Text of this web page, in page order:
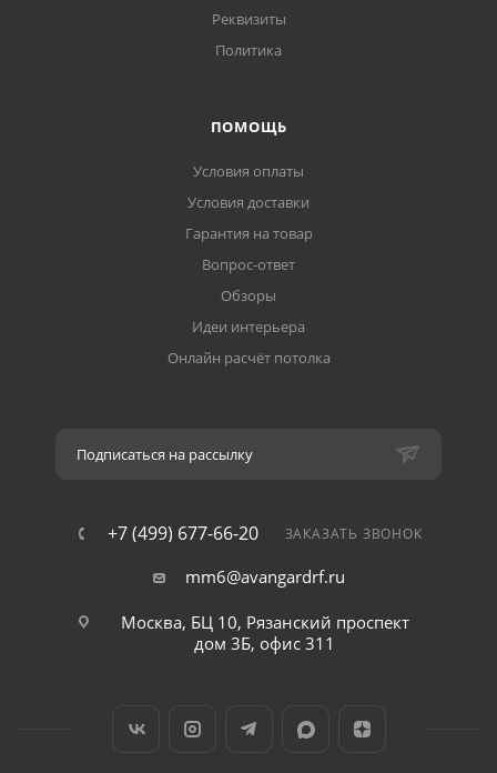
Реквизиты
Политика
ПОМОЩЬ
Условия оплаты
Условия доставки
Гарантия на товар
Вопрос-ответ
Обзоры
Идеи интерьера
Онлайн расчёт потолка
Подписаться на рассылку
+7 (499) 677-66-20 ЗАКАЗАТЬ ЗВОНОК
mm6@avangardrf.ru
Москва, БЦ 10, Рязанский проспект
дом 3Б, офис 311